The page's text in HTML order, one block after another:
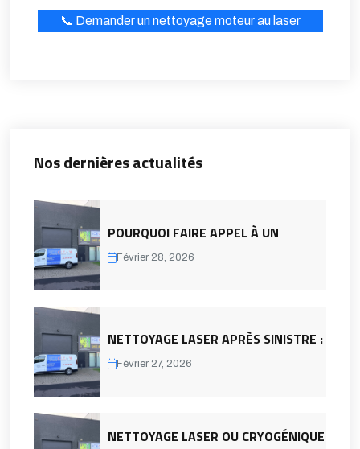
📞 Demander un nettoyage moteur au laser
Nos dernières actualités
POURQUOI FAIRE APPEL À UN
Février 28, 2026
NETTOYAGE LASER APRÈS SINISTRE :
Février 27, 2026
NETTOYAGE LASER OU CRYOGÉNIQUE